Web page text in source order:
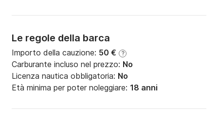
Le regole della barca
Importo della cauzione: 50 € ?
Carburante incluso nel prezzo: No
Licenza nautica obbligatoria: No
Età minima per poter noleggiare: 18 anni